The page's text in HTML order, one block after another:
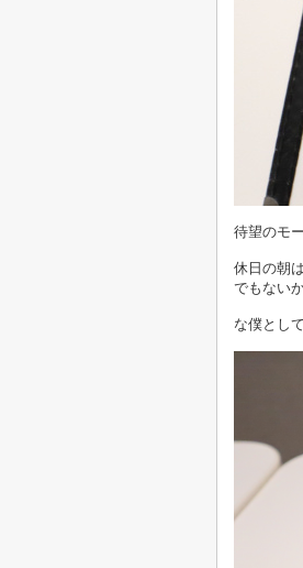
待望のモ
休日の朝
でもない
な僕とし